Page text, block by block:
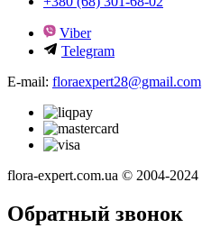
Viber
Telegram
E-mail: floraexpert28@gmail.com
flora-expert.com.ua © 2004-2024
Обратный звонок